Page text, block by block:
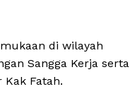
di wilayah
Sangga Kerja serta
Fatah.